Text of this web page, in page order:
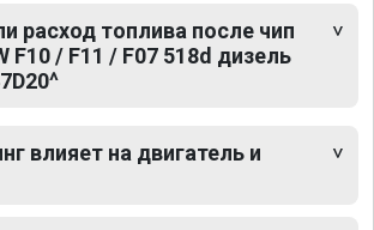
расход топлива после чип
F10 / F11 / F07 518d дизель
влияет на двигатель и